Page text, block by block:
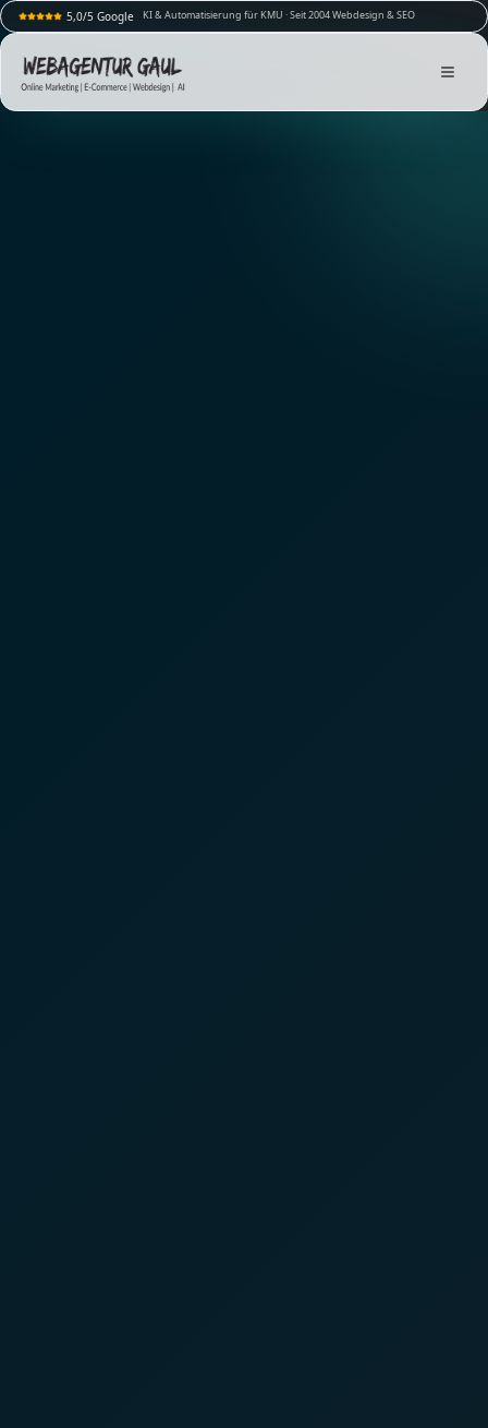
5,0/5 Google KI & Automatisierung für KMU · Seit 2004 Webdesign & SEO